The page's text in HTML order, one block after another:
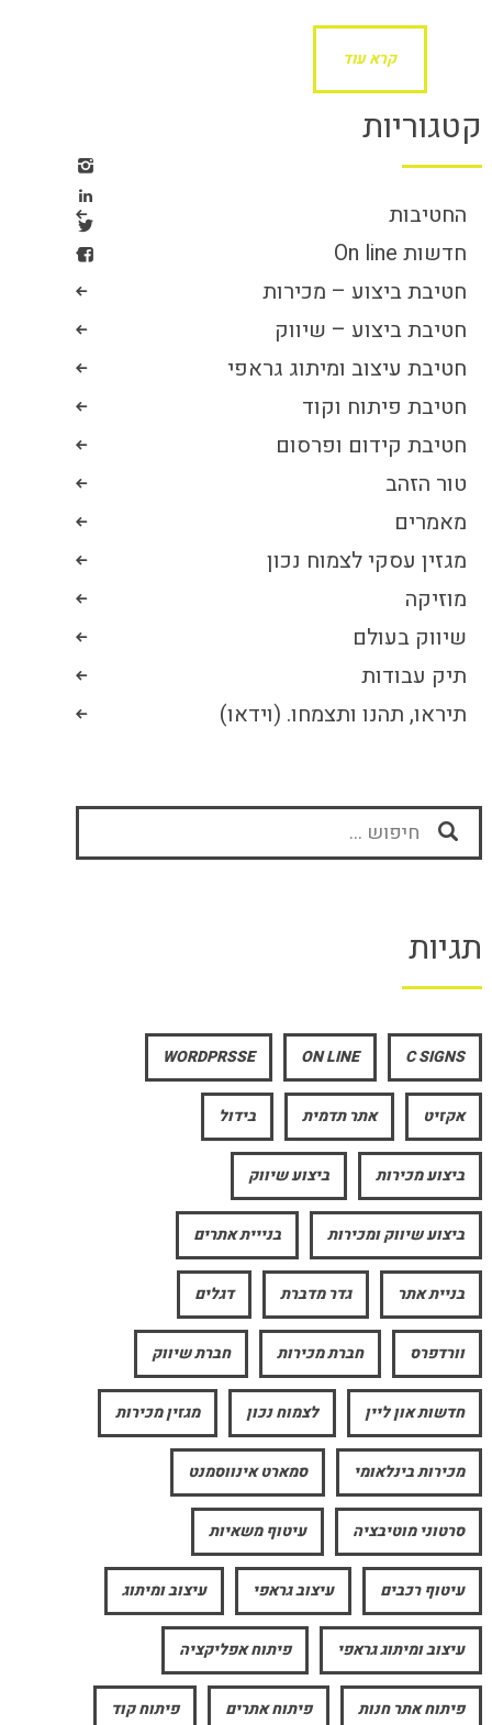
קרא עוד
קטגוריות
החטיבות
חדשות On line
חטיבת ביצוע – מכירות
חטיבת ביצוע – שיווק
חטיבת עיצוב ומיתוג גראפי
חטיבת פיתוח וקוד
חטיבת קידום ופרסום
טור הזהב
מאמרים
מגזין עסקי לצמוח נכון
מוזיקה
שיווק בעולם
תיק עבודות
תיראו, תהנו ותצמחו. (וידאו)
חיפוש:
תגיות
C SIGNS
ON LINE
WORDPRSSE
אקזיט אתר תדמית בידול
ביצוע מכירות ביצוע שיווק
ביצוע שיווק ומכירות בנייית אתרים
בניית אתר גדר מדברת דגלים
וורדפרס חברת מכירות חברת שיווק
חדשות און ליין לצמוח נכון מגזין מכירות
מכירות בינלאומי סמארט אינווסמנט
סרטוני מוטיבציה עיטוף משאיות
עיטוף רכבים עיצוב גראפי עיצוב ומיתוג
עיצוב ומיתוג גראפי פיתוח אפליקציה
פיתוח אתר חנות פיתוח אתרים פיתוח קוד